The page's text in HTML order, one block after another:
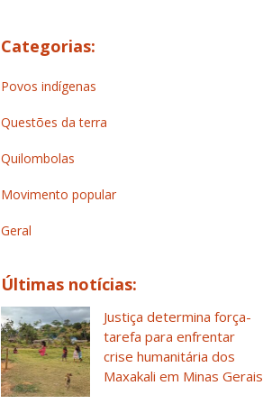
Categorias:
Povos indígenas
Questões da terra
Quilombolas
Movimento popular
Geral
Últimas notícias:
Justiça determina força-
tarefa para enfrentar
crise humanitária dos
Maxakali em Minas Gerais